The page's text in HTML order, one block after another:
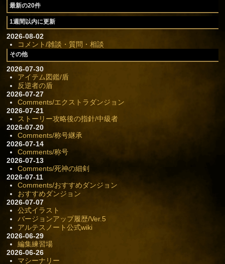
最新の20件
1週間以内に更新
2026-08-02
コメント/雑談・質問・相談
その他
2026-07-30
アイテム図鑑/盾
反逆者の盾
2026-07-27
Comments/エクストラダンジョン
2026-07-21
ストーリー攻略後の指針/中級者
2026-07-20
Comments/称号継承
2026-07-14
Comments/称号
2026-07-13
Comments/死神の細剣
2026-07-11
Comments/おすすめダンジョン
おすすめダンジョン
2026-07-07
公式イラスト
バージョンアップ履歴/Ver.5
アルテスノート公式wiki
2026-06-29
編集練習場
2026-06-26
マシーナリー